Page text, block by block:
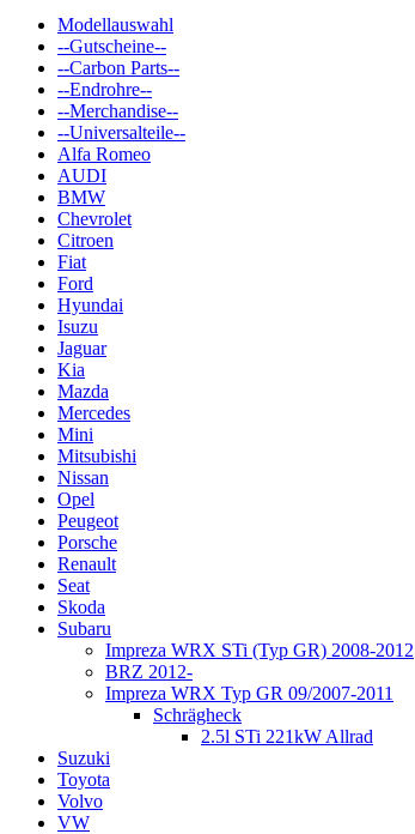
Modellauswahl
--Gutscheine--
--Carbon Parts--
--Endrohre--
--Merchandise--
--Universalteile--
Alfa Romeo
AUDI
BMW
Chevrolet
Citroen
Fiat
Ford
Hyundai
Isuzu
Jaguar
Kia
Mazda
Mercedes
Mini
Mitsubishi
Nissan
Opel
Peugeot
Porsche
Renault
Seat
Skoda
Subaru
Impreza WRX STi (Typ GR) 2008-2012
BRZ 2012-
Impreza WRX Typ GR 09/2007-2011
Schrägheck
2.5l STi 221kW Allrad
Suzuki
Toyota
Volvo
VW